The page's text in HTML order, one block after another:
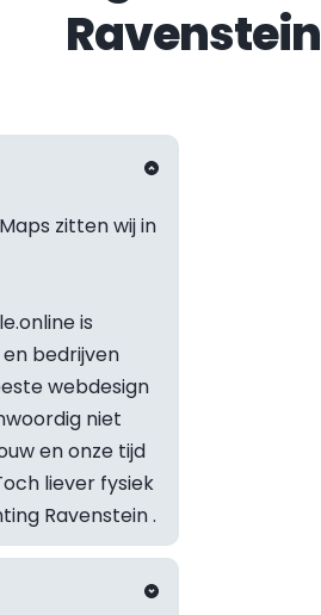
Ravenstein
zitten wij in
is
bedrijven
webdesign
niet
en onze tijd
liever fysiek
Ravenstein .